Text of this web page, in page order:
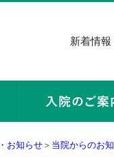
新着情
お知らせ＞ 当院からのお